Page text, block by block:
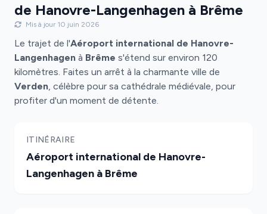
de Hanovre-Langenhagen à Brême
Mis à jour 10 juin 2026
Le trajet de l'Aéroport international de Hanovre-
Langenhagen à Brême s'étend sur environ 120
kilomètres. Faites un arrêt à la charmante ville de
Verden, célèbre pour sa cathédrale médiévale, pour
profiter d'un moment de détente.
ITINÉRAIRE
Aéroport international de Hanovre-
Langenhagen à Brême